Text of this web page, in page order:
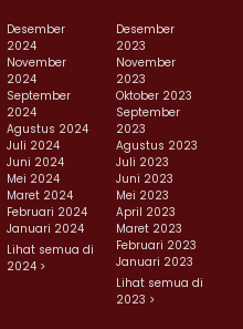
Desember
2024
November
2024
September
2024
Agustus 2024
Juli 2024
Juni 2024
Mei 2024
Maret 2024
Februari 2024
Januari 2024
Lihat semua di
2024 >
Desember
2023
November
2023
Oktober 2023
September
2023
Agustus 2023
Juli 2023
Juni 2023
Mei 2023
April 2023
Maret 2023
Februari 2023
Januari 2023
Lihat semua di
2023 >